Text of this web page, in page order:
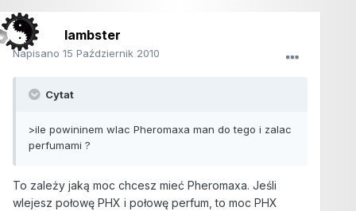
lambster
Napisano 15 Październik 2010
Cytat
>ile powininem wlac Pheromaxa man do tego i zalac
perfumami ?
To zależy jaką moc chcesz mieć Pheromaxa. Jeśli
wlejesz połowę PHX i połowę perfum, to moc PHX